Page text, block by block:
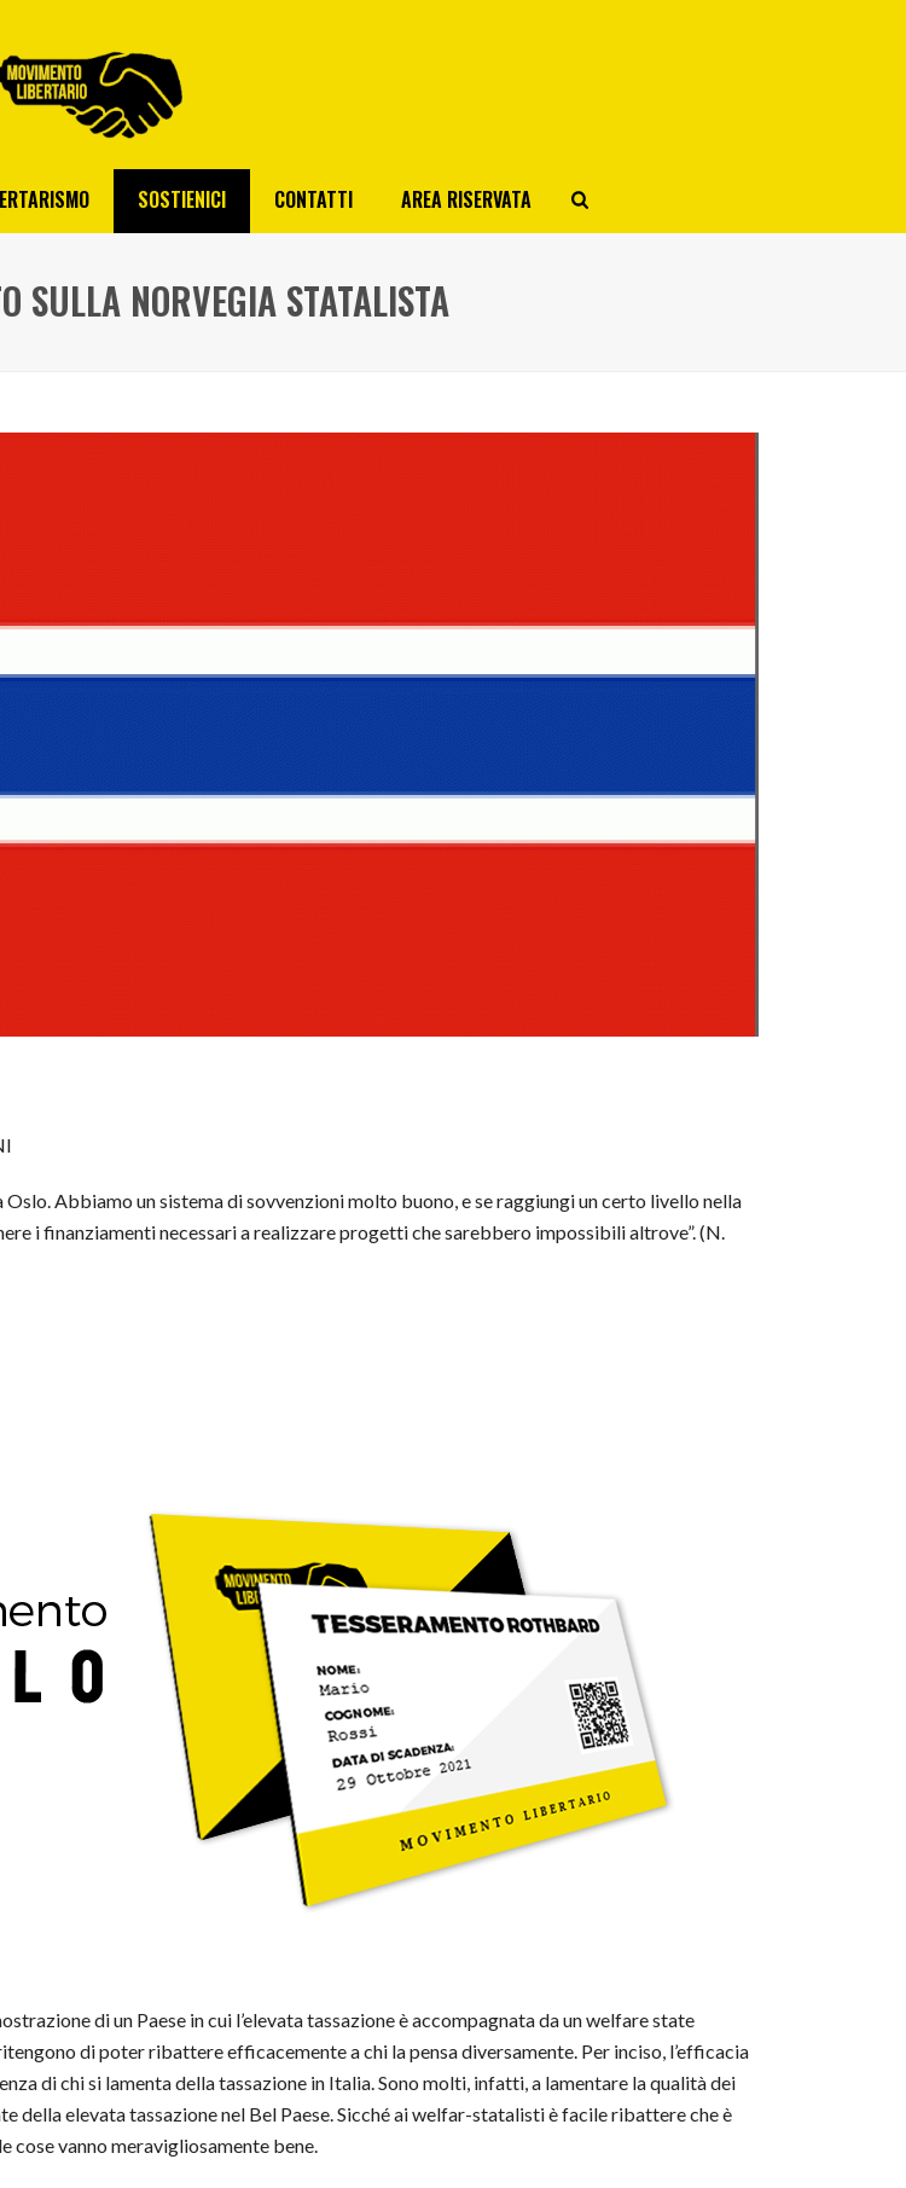
SOSTIENICI CONTATTI AREA RISERVATA
SULLA NORVEGIA STATALISTA
Oslo. Abbiamo un sistema di sovvenzioni molto buono, e se raggiungi un certo livello nella
i finanziamenti necessari a realizzare progetti che sarebbero impossibili altrove”. (N.
di un Paese in cui l’elevata tassazione è accompagnata da un welfare state
di poter ribattere efficacemente a chi la pensa diversamente. Per inciso, l’efficacia
di chi si lamenta della tassazione in Italia. Sono molti, infatti, a lamentare la qualità dei
della elevata tassazione nel Bel Paese. Sicché ai welfar-statalisti è facile ribattere che è
cose vanno meravigliosamente bene.